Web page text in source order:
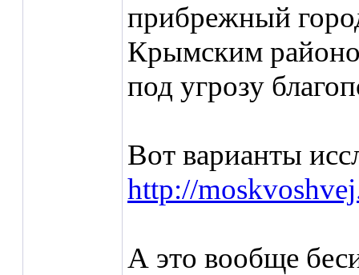
прибрежный
Крымским
под угрозу
Вот варианты
http://
А это вообще